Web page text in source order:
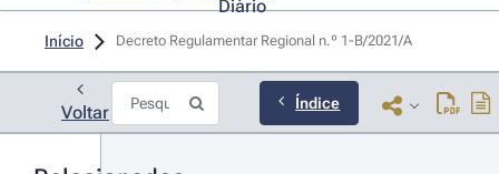
Diário
Início Decreto Regulamentar Regional n.º 1-B/2021/A
Voltar Índice